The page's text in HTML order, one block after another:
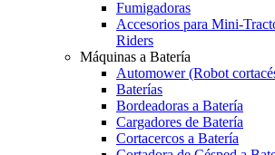
Fumigadoras
Accesorios para Mini-
Riders
Máquinas a Batería
Automower (Robot
Baterías
Bordeadoras a Batería
Cargadores de Batería
Cortacercos a Batería